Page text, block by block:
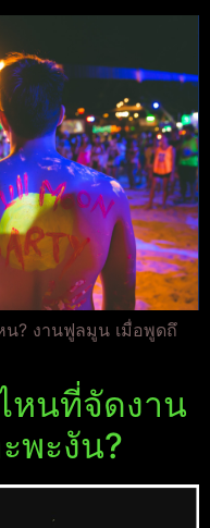
? งานฟูลมูน เมื่อพูดถึ
หนที่จัดงาน
พะงัน?